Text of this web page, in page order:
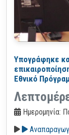
Υπογράφηκε
Εθνικό
Ημερομηνία: